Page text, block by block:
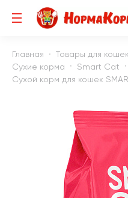
Главная Товары для кошек
Сухие корма
Smart Cat
Сухой корм для кошек